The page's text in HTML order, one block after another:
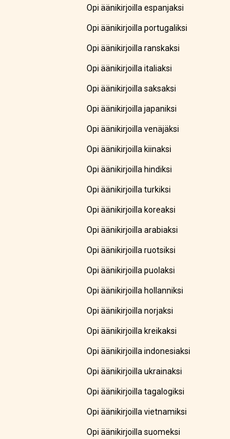
Opi äänikirjoilla espanjaksi
Opi äänikirjoilla portugaliksi
Opi äänikirjoilla ranskaksi
Opi äänikirjoilla italiaksi
Opi äänikirjoilla saksaksi
Opi äänikirjoilla japaniksi
Opi äänikirjoilla venäjäksi
Opi äänikirjoilla kiinaksi
Opi äänikirjoilla hindiksi
Opi äänikirjoilla turkiksi
Opi äänikirjoilla koreaksi
Opi äänikirjoilla arabiaksi
Opi äänikirjoilla ruotsiksi
Opi äänikirjoilla puolaksi
Opi äänikirjoilla hollanniksi
Opi äänikirjoilla norjaksi
Opi äänikirjoilla kreikaksi
Opi äänikirjoilla indonesiaksi
Opi äänikirjoilla ukrainaksi
Opi äänikirjoilla tagalogiksi
Opi äänikirjoilla vietnamiksi
Opi äänikirjoilla suomeksi